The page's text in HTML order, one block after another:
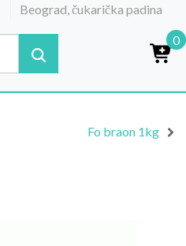
Beograd, čukarička padina
0
Fo braon 1kg